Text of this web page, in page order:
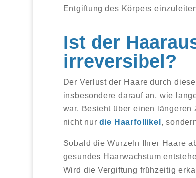
Entgiftung des Körpers
Ist der
irreversibel?
Der Verlust der Haare durch
insbesondere darauf an, wie
war. Besteht über einen längeren
nicht nur die Haarfollikel ,
Sobald die Wurzeln Ihrer Haare
gesundes Haarwachstum
Wird die Vergiftung frühzeitig